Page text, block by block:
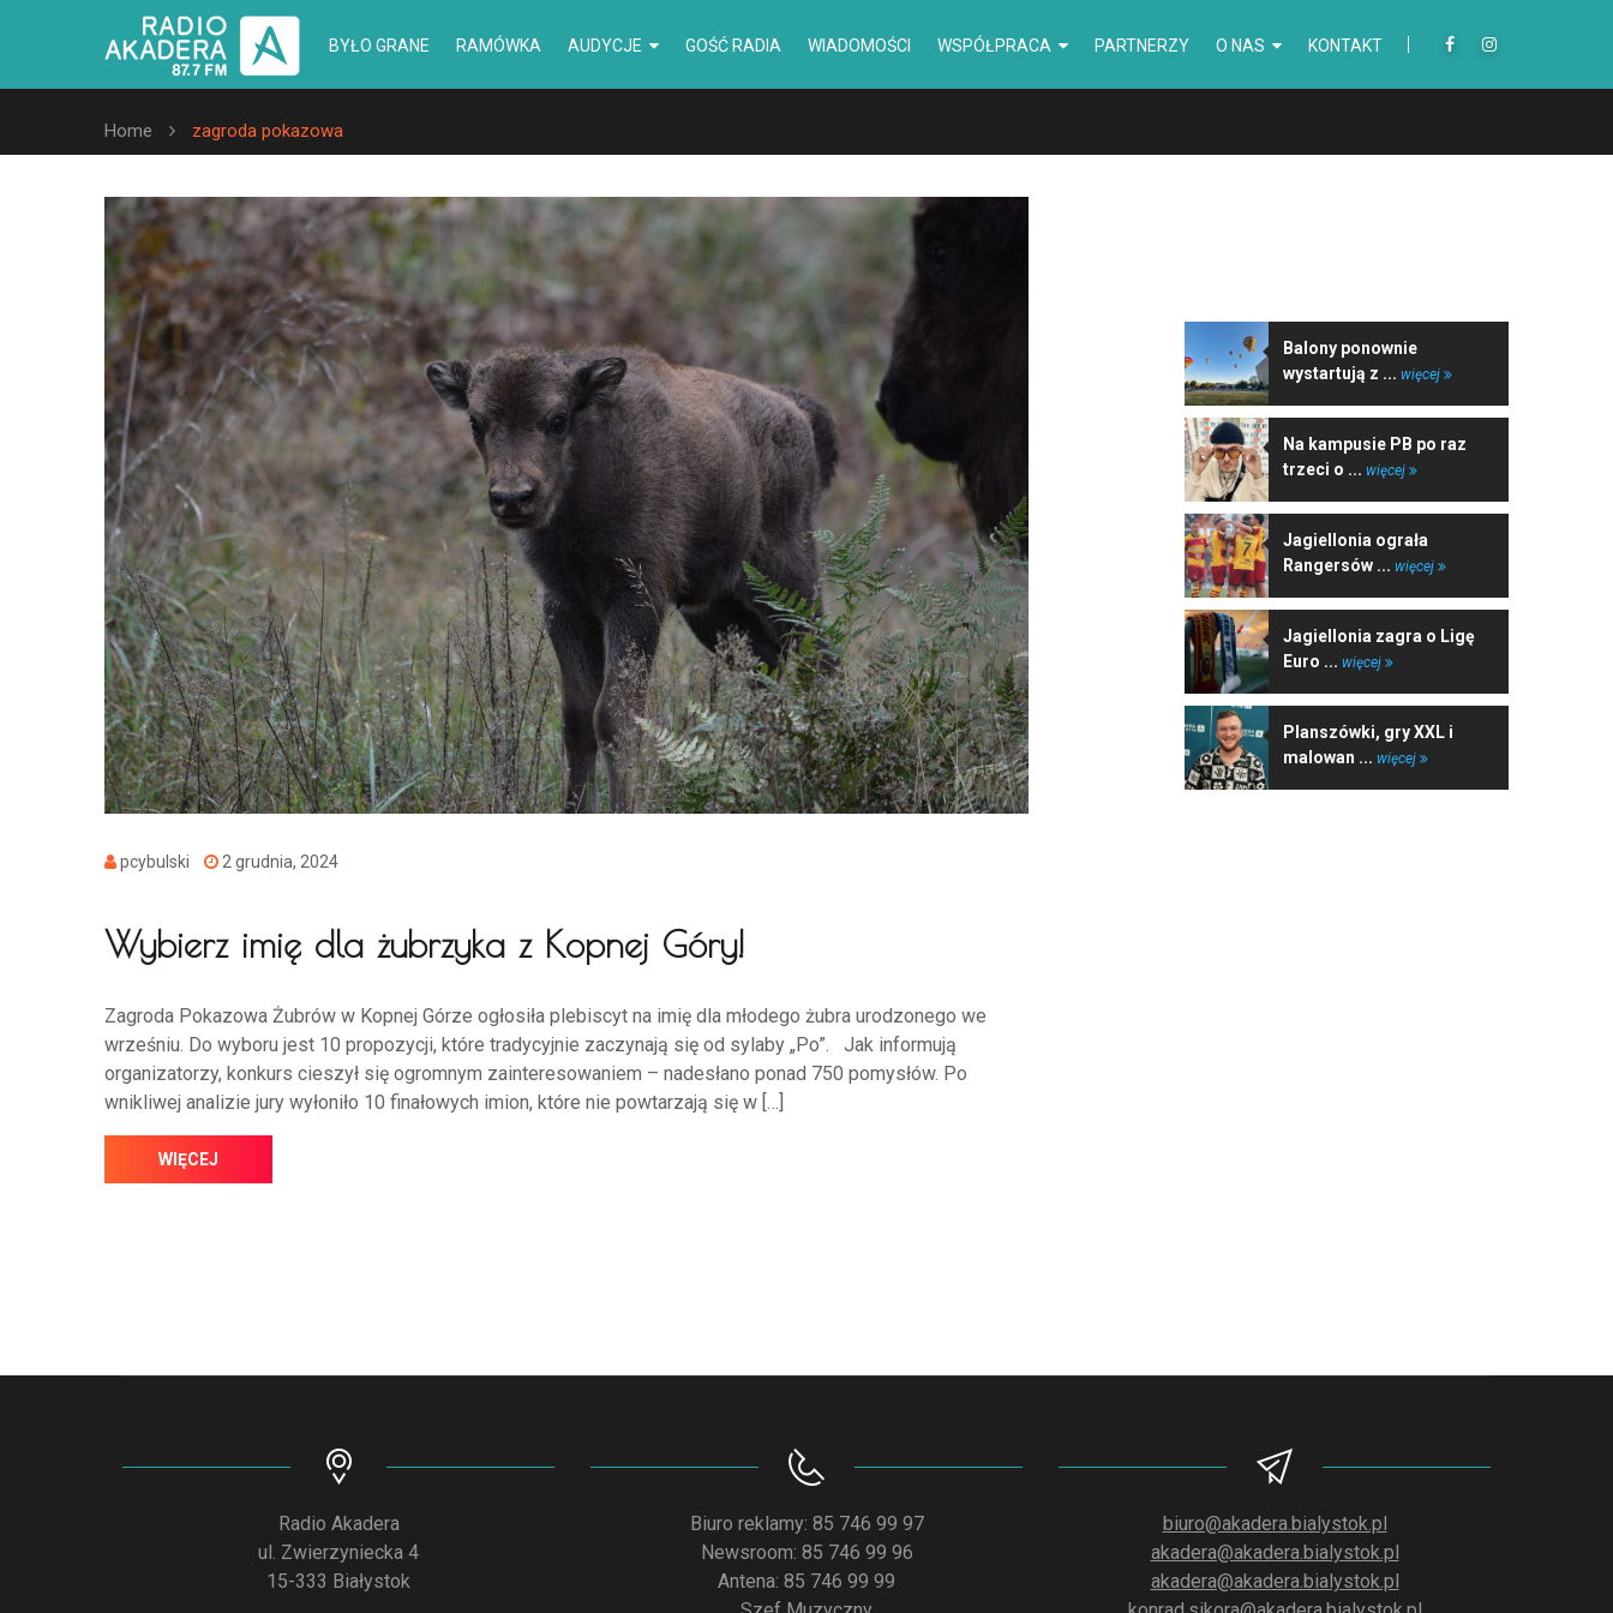
BYŁO GRANE RAMÓWKA AUDYCJE GOŚĆ RADIA WIADOMOŚCI WSPÓŁPRACA PARTNERZY O NAS KONTAKT
Home zagroda pokazowa
pcybulski 2 grudnia, 2024
Wybierz imię dla żubrzyka z Kopnej Góry!
Zagroda Pokazowa Żubrów w Kopnej Górze ogłosiła plebiscyt na imię dla młodego żubra urodzonego we
wrześniu. Do wyboru jest 10 propozycji, które tradycyjnie zaczynają się od sylaby „Po”. Jak informują
organizatorzy, konkurs cieszył się ogromnym zainteresowaniem – nadesłano ponad 750 pomysłów. Po
wnikliwej analizie jury wyłoniło 10 finałowych imion, które nie powtarzają się w […]
WIĘCEJ
Balony ponownie
wystartują z ... więcej
Na kampusie PB po raz
trzeci o ... więcej
Jagiellonia ograła
Rangersów ... więcej
Jagiellonia zagra o Ligę
Euro ... więcej
Planszówki, gry XXL i
malowan ... więcej
Radio Akadera
ul. Zwierzyniecka 4
15-333 Białystok
Biuro reklamy: 85 746 99 97
Newsroom: 85 746 99 96
Antena: 85 746 99 99
biuro@akadera.bialystok.pl
akadera@akadera.bialystok.pl
akadera@akadera.bialystok.pl